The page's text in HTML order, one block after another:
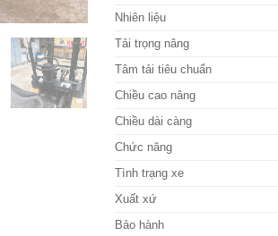
Nhiên liệu
Tải trọng nâng
Tâm tải tiêu chuẩn
Chiều cao nâng
Chiều dài càng
Chức năng
Tình trạng xe
Xuất xứ
Bảo hành